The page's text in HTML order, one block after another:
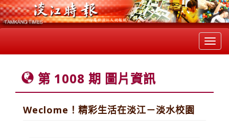
第 1008 期 圖片資訊
Weclome！精彩生活在淡江－淡水校園